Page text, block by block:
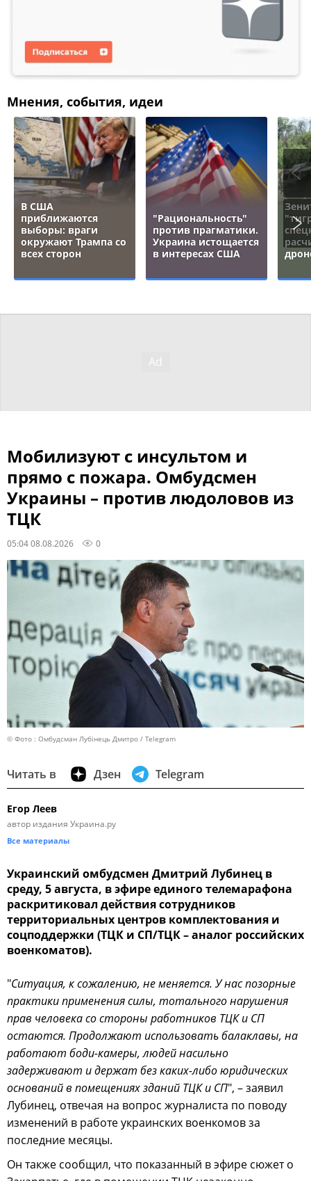
Мнения, события, идеи
В США
приближаются
выборы: враги
окружают Трампа со
всех сторон
"Рациональность"
против прагматики.
Украина истощается
в интересах США
Мобилизуют с инсультом и
прямо с пожара. Омбудсмен
Украины – против людоловов из
ТЦК
05:04 08.08.2026 0
© Фото : Омбудсман Лубінець Дмитро / Telegram
Читать в Дзен Telegram
Егор Леев
автор издания Украина.ру
Все материалы
Украинский омбудсмен Дмитрий Лубинец в
среду, 5 августа, в эфире единого телемарафона
раскритиковал действия сотрудников
территориальных центров комплектования и
соцподдержки (ТЦК и СП/ТЦК – аналог российских
военкоматов).
"Ситуация, к сожалению, не меняется. У нас позорные
практики применения силы, тотального нарушения
прав человека со стороны работников ТЦК и СП
остаются. Продолжают использовать балаклавы, на
работают боди-камеры, людей насильно
задерживают и держат без каких-либо юридических
оснований в помещениях зданий ТЦК и СП", – заявил
Лубинец, отвечая на вопрос журналиста по поводу
изменений в работе украинских военкомов за
последние месяцы.
Он также сообщил, что показанный в эфире сюжет о